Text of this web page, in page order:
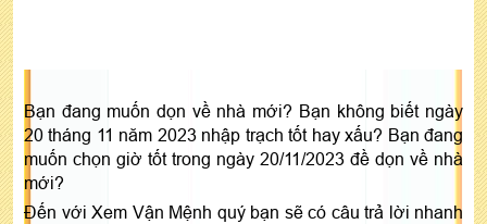
Bạn đang muốn dọn về nhà mới? Bạn không biết ngày
20 tháng 11 năm 2023 nhập trạch tốt hay xấu? Bạn đang
muốn chọn giờ tốt trong ngày 20/11/2023 đề dọn về nhà
mới?
Đến với Xem Vận Mệnh quý bạn sẽ có câu trả lời nhanh